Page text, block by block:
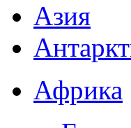
Азия
Африка